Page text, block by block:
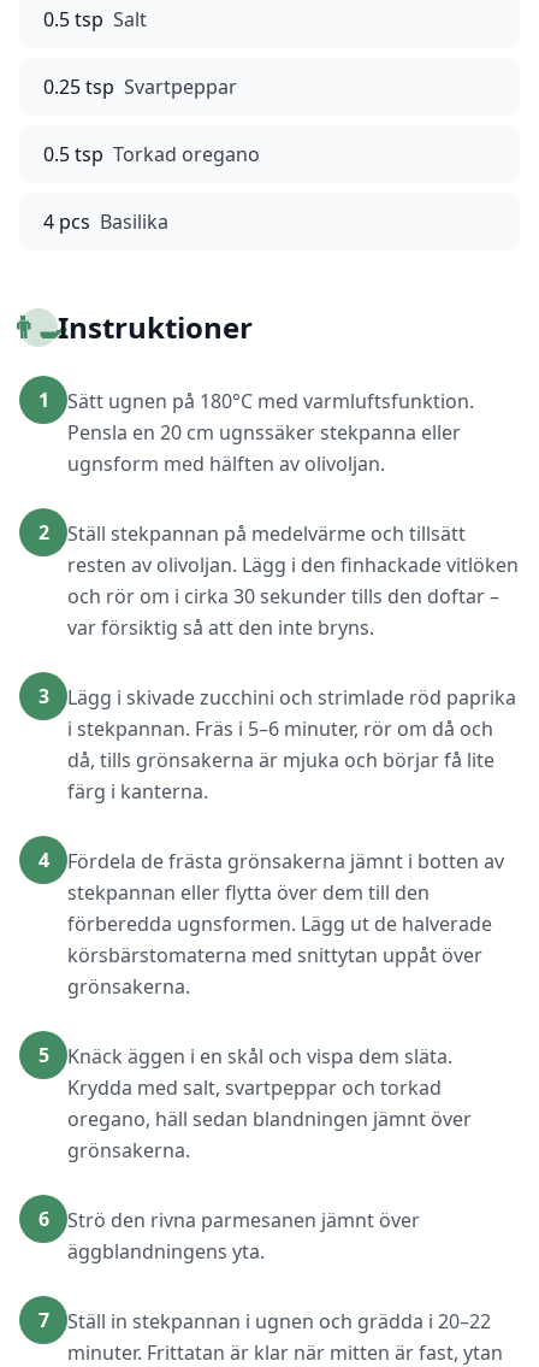
0.5 tsp Salt
0.25 tsp Svartpeppar
0.5 tsp Torkad oregano
4 pcs Basilika
👨‍🍳Instruktioner
1
Sätt ugnen på 180°C med varmluftsfunktion.
Pensla en 20 cm ugnssäker stekpanna eller
ugnsform med hälften av olivoljan.
2
Ställ stekpannan på medelvärme och tillsätt
resten av olivoljan. Lägg i den finhackade vitlöken
och rör om i cirka 30 sekunder tills den doftar –
var försiktig så att den inte bryns.
3
Lägg i skivade zucchini och strimlade röd paprika
i stekpannan. Fräs i 5–6 minuter, rör om då och
då, tills grönsakerna är mjuka och börjar få lite
färg i kanterna.
4
Fördela de frästa grönsakerna jämnt i botten av
stekpannan eller flytta över dem till den
förberedda ugnsformen. Lägg ut de halverade
körsbärstomaterna med snittytan uppåt över
grönsakerna.
5
Knäck äggen i en skål och vispa dem släta.
Krydda med salt, svartpeppar och torkad
oregano, häll sedan blandningen jämnt över
grönsakerna.
6
Strö den rivna parmesanen jämnt över
äggblandningens yta.
7
Ställ in stekpannan i ugnen och grädda i 20–22
minuter. Frittatan är klar när mitten är fast, ytan